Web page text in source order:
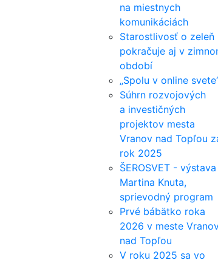
na miestnych
komunikáciách
Starostlivosť o zeleň
pokračuje aj v
období
„Spolu v online
Súhrn rozvojových
a investičných
projektov mesta
Vranov nad Topľou
rok 2025
ŠEROSVET - výstava
Martina Knuta,
sprievodný program
Prvé bábätko roka
2026 v meste
nad Topľou
V roku 2025 sa vo